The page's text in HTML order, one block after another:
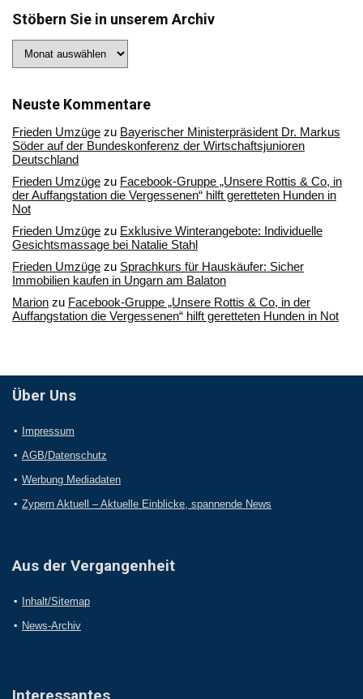
Stöbern Sie in unserem Archiv
Sie
Archiv
Neuste Kommentare
Frieden Umzüge zu Bayerischer Ministerpräsident Dr. Markus
Söder auf der Bundeskonferenz der Wirtschaftsjunioren
Deutschland
Frieden Umzüge zu Facebook-Gruppe „Unsere Rottis & Co, in
der Auffangstation die Vergessenen“ hilft geretteten Hunden in
Not
Frieden Umzüge zu Exklusive Winterangebote: Individuelle
Gesichtsmassage bei Natalie Stahl
Frieden Umzüge zu Sprachkurs für Hauskäufer: Sicher
Immobilien kaufen in Ungarn am Balaton
Marion zu Facebook-Gruppe „Unsere Rottis & Co, in der
Auffangstation die Vergessenen“ hilft geretteten Hunden in Not
Über Uns
Impressum
AGB/Datenschutz
Werbung Mediadaten
Zypern Aktuell – Aktuelle Einblicke, spannende News
Aus der Vergangenheit
Inhalt/Sitemap
News-Archiv